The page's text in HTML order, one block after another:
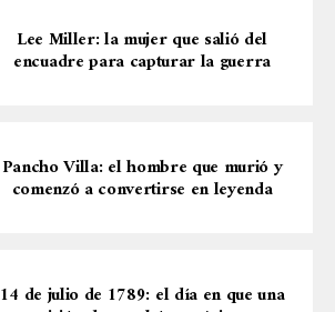
Lee Miller: la mujer que salió del
encuadre para capturar la guerra
Pancho Villa: el hombre que murió y
comenzó a convertirse en leyenda
14 de julio de 1789: el día en que una